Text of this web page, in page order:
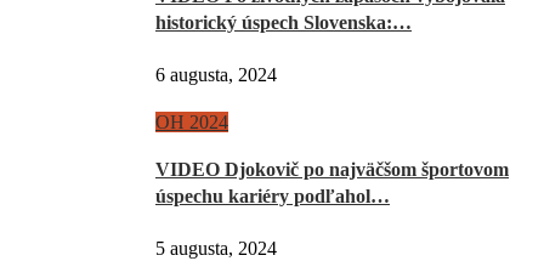
historický úspech Slovenska:…
6 augusta, 2024
OH 2024
VIDEO Djokovič po najväčšom športovom
úspechu kariéry podľahol…
5 augusta, 2024